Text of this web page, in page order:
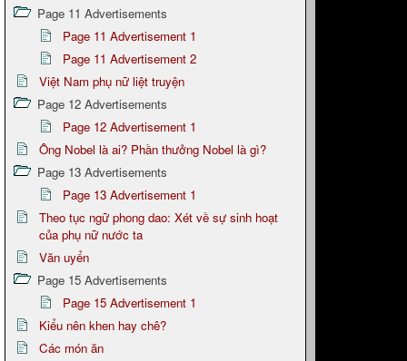
Page 11 Advertisements
Page 11 Advertisement 1
Page 11 Advertisement 2
Việt Nam phụ nữ liệt truyện
Page 12 Advertisements
Page 12 Advertisement 1
Ông Nobel là ai? Phần thưởng Nobel là gì?
Page 13 Advertisements
Page 13 Advertisement 1
Theo tục ngữ phong dao: Xét về sự sinh hoạt
của phụ nữ nước ta
Văn uyển
Page 15 Advertisements
Page 15 Advertisement 1
Kiểu nên khen hay chê?
Các món ăn